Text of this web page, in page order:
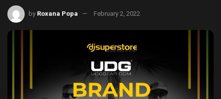
by Roxana Popa February 2, 2022